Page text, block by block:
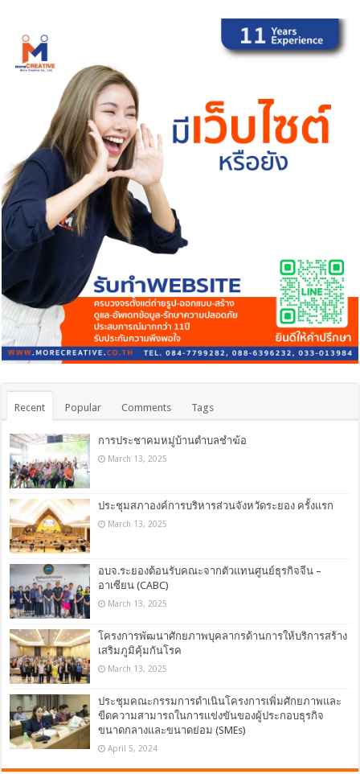
Recent Popular Comments Tags
การประชาคมหมู่บ้านตำบลชำฆ้อ
March 13, 2025
ประชุมสภาองค์การบริหารส่วนจังหวัดระยอง ครั้งแรก
March 13, 2025
อบจ.ระยองต้อนรับคณะจากตัวแทนศูนย์ธุรกิจจีน –
อาเซียน (CABC)
March 13, 2025
โครงการพัฒนาศักยภาพบุคลากรด้านการให้บริการสร้าง
เสริมภูมิคุ้มกันโรค
March 13, 2025
ประชุมคณะกรรมการดำเนินโครงการเพิ่มศักยภาพและ
ขีดความสามารถในการแข่งขันของผู้ประกอบธุรกิจ
ขนาดกลางและขนาดย่อม (SMEs)
April 5, 2024